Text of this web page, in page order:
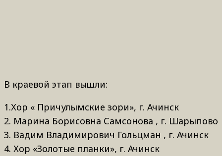
В краевой этап вышли:
1.Хор « Причулымские зори», г. Ачинск
2. Марина Борисовна Самсонова , г. Шарыпово
3. Вадим Владимирович Гольцман , г. Ачинск
4. Хор «Золотые планки», г. Ачинск